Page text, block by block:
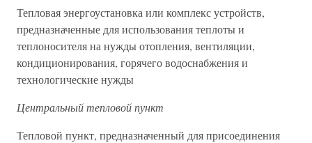
Тепловая энергоустановка или комплекс устройств,
предназначенные для использования теплоты и
теплоносителя на нужды отопления, вентиляции,
кондиционирования, горячего водоснабжения и
технологические нужды
Центральный тепловой пункт
Тепловой пункт, предназначенный для присоединения